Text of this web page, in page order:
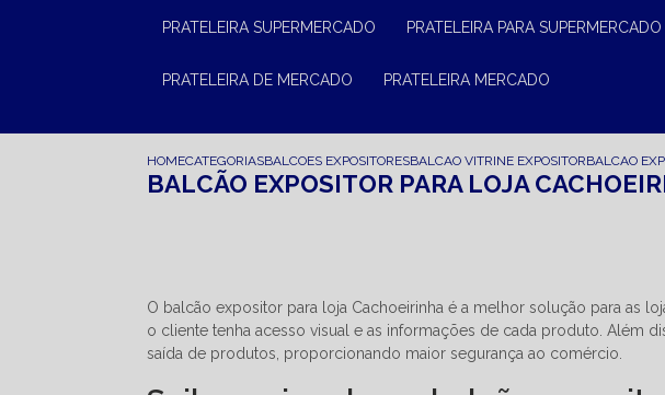
PRATELEIRA SUPERMERCADO PRATELEIRA PARA SUPERMERCADO
PRATELEIRA DE MERCADO PRATELEIRA MERCADO
HOMECATEGORIASBALCOES EXPOSITORESBALCAO VITRINE EXPOSITORBALCAO
BALCÃO EXPOSITOR PARA LOJA
O balcão expositor para loja Cachoeirinha é a melhor solução para as
o cliente tenha acesso visual e as informações de cada produto. Além
saída de produtos, proporcionando maior segurança ao comércio.